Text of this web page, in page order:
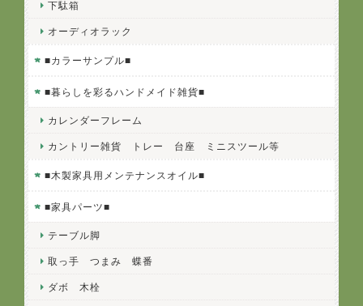
下駄箱
オーディオラック
■カラーサンプル■
■暮らしを彩るハンドメイド雑貨■
カレンダーフレーム
カントリー雑貨 トレー 台座 ミニスツール等
■木製家具用メンテナンスオイル■
■家具パーツ■
テーブル脚
取っ手 つまみ 蝶番
ダボ 木栓